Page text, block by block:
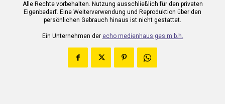
Alle Rechte vorbehalten. Nutzung ausschließlich für den privaten
Eigenbedarf. Eine Weiterverwendung und Reproduktion über den
persönlichen Gebrauch hinaus ist nicht gestattet.
Ein Unternehmen der echo medienhaus ges.m.b.h.